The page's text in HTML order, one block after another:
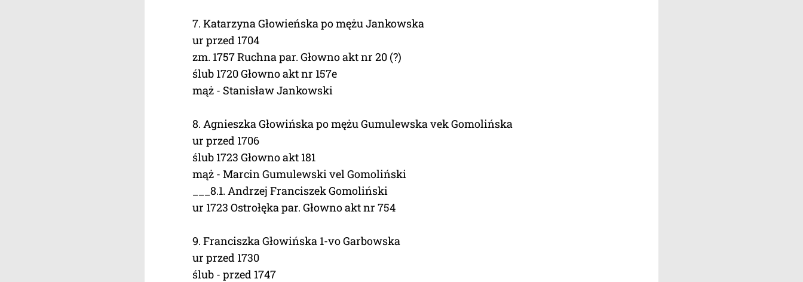
7. Katarzyna Głowieńska po mężu Jankowska
ur przed 1704
zm. 1757 Ruchna par. Głowno akt nr 20 (?)
ślub 1720 Głowno akt nr 157e
mąż - Stanisław Jankowski
8. Agnieszka Głowińska po mężu Gumulewska vek Gomolińska
ur przed 1706
ślub 1723 Głowno akt 181
mąż - Marcin Gumulewski vel Gomoliński
___8.1. Andrzej Franciszek Gomoliński
ur 1723 Ostrołęka par. Głowno akt nr 754
9. Franciszka Głowińska 1-vo Garbowska
ur przed 1730
ślub - przed 1747